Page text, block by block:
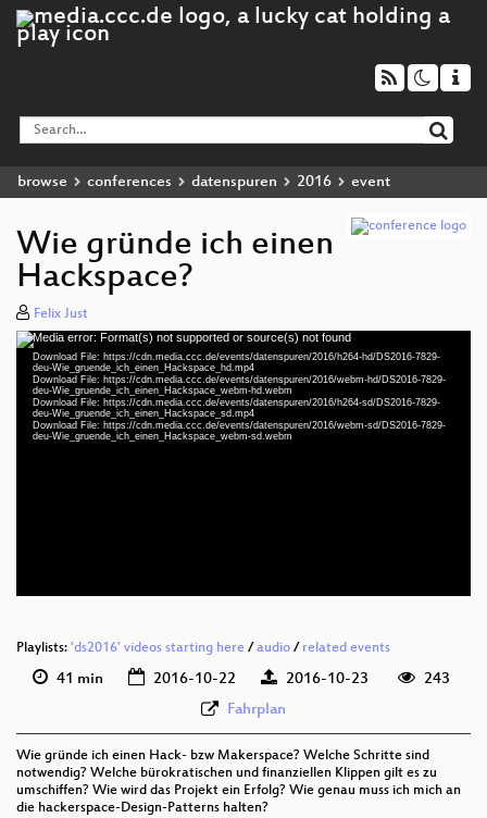
browse conferences datenspuren 2016 event
Wie gründe ich einen
Hackspace?
Felix Just
Video
Player
Media error: Format(s) not supported or source(s) not found
Download File: https://cdn.media.ccc.de/events/datenspuren/2016/h264-hd/DS2016-7829-
deu-Wie_gruende_ich_einen_Hackspace_hd.mp4
Download File: https://cdn.media.ccc.de/events/datenspuren/2016/webm-hd/DS2016-7829-
deu-Wie_gruende_ich_einen_Hackspace_webm-hd.webm
Download File: https://cdn.media.ccc.de/events/datenspuren/2016/h264-sd/DS2016-7829-
deu-Wie_gruende_ich_einen_Hackspace_sd.mp4
Download File: https://cdn.media.ccc.de/events/datenspuren/2016/webm-sd/DS2016-7829-
deu-Wie_gruende_ich_einen_Hackspace_webm-sd.webm
Playlists: 'ds2016' videos starting here / audio / related events
41 min 2016-10-22 2016-10-23
243
Fahrplan
Wie gründe ich einen Hack- bzw Makerspace? Welche Schritte sind
notwendig? Welche bürokratischen und finanziellen Klippen gilt es zu
umschiffen? Wie wird das Projekt ein Erfolg? Wie genau muss ich mich an
die hackerspace-Design-Patterns halten?